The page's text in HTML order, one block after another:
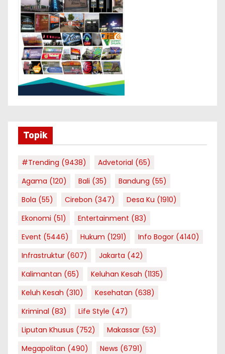
Topik
#Trending (9438) Advetorial (65)
Agama (120) Bali (35) Bandung (55)
Bola (55) Cirebon (347) Desa Ku (1910)
Ekonomi (51) Entertainment (83)
Event (5446) Hukum (1291) Info Bogor (4140)
Infrastruktur (607) Jakarta (42)
Kalimantan (65) Keluhan Kesah (1135)
Keluh Kesah (310) Kesehatan (638)
Kriminal (83) Life Style (47)
Liputan Khusus (752) Makassar (53)
Megapolitan (490) News (6791)